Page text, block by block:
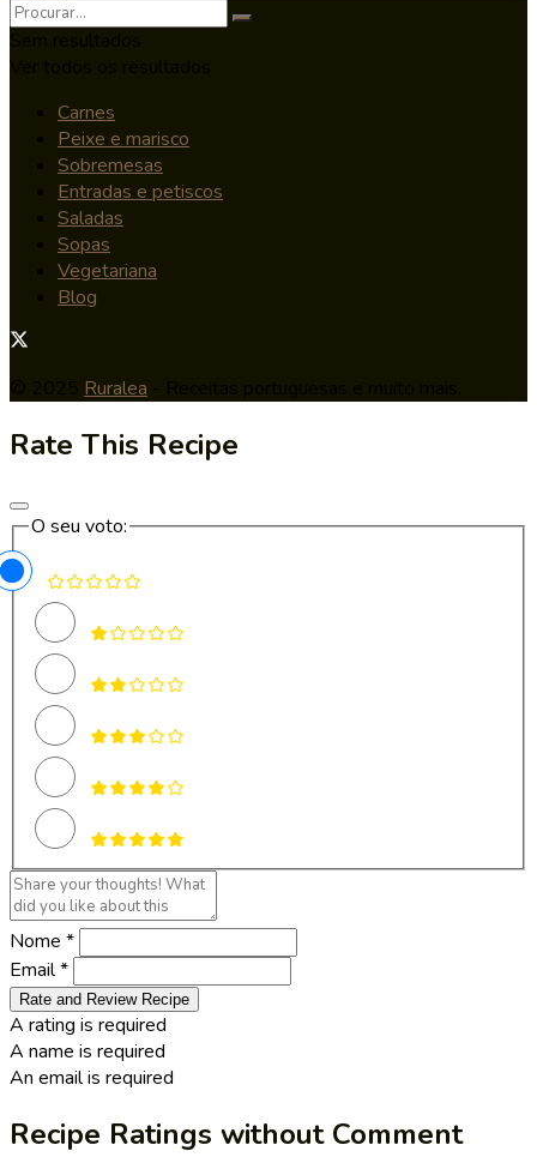
Carnes
Peixe e marisco
Sobremesas
Entradas e petiscos
Saladas
Sopas
Vegetariana
Blog
Ruralea
Rate This Recipe
O seu voto:
Nome *
Email *
Rate and Review Recipe
A rating is required
A name is required
An email is required
Recipe Ratings without Comment